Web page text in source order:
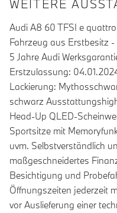
WEITERE
Audi A8 60 TFSI e
Fahrzeug aus Erstbesitz
5 Jahre Audi
Erstzulassung:
Lackierung:
schwarz
Head-Up QLED-
Sportsitze mit
uvm. Selbstverständlich
maßgeschneidertes
Besichtigung und
Öffnungszeiten jederzeit
vor Auslieferung einer